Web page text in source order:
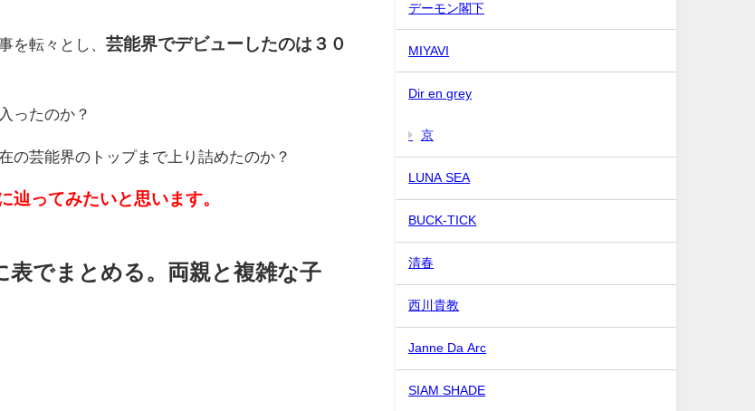
を転々とし、芸能界でデビューしたのは３０
ったのか？
の芸能界のトップまで上り詰めたのか？
辿ってみたいと思います。
表でまとめる。両親と複雑な子
デーモン閣下
MIYAVI
Dir en grey
京
LUNA SEA
BUCK-TICK
清春
西川貴教
Janne Da Arc
SIAM SHADE